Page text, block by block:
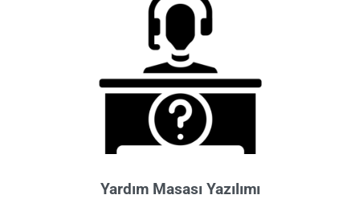
Yardım Masası Yazılımı